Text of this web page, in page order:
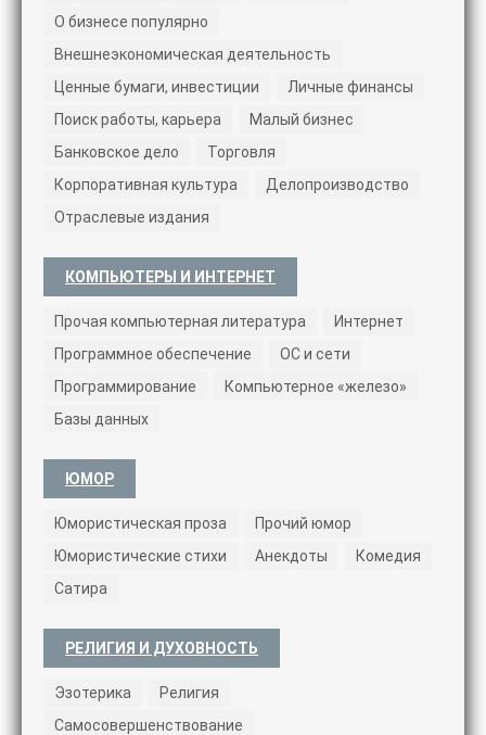
О бизнесе популярно
Внешнеэкономическая деятельность
Ценные бумаги, инвестиции
Личные финансы
Поиск работы, карьера
Малый бизнес
Банковское дело
Торговля
Корпоративная культура
Делопроизводство
Отраслевые издания
КОМПЬЮТЕРЫ И ИНТЕРНЕТ
Прочая компьютерная литература
Интернет
Программное обеспечение
ОС и сети
Программирование
Компьютерное «железо»
Базы данных
ЮМОР
Юмористическая проза
Прочий юмор
Юмористические стихи
Анекдоты
Комедия
Сатира
РЕЛИГИЯ И ДУХОВНОСТЬ
Эзотерика
Религия
Самосовершенствование